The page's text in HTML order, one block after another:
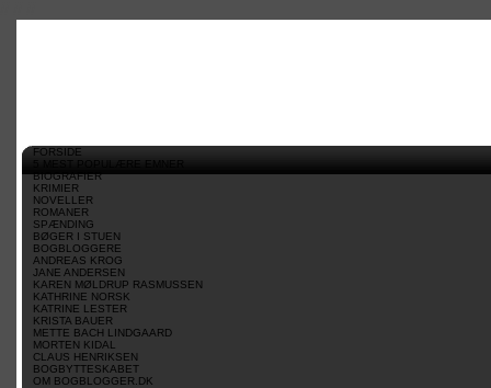
FORSIDE
5 MEST POPULÆRE EMNER
BIOGRAFIER
KRIMIER
NOVELLER
ROMANER
SPÆNDING
BØGER I STUEN
BOGBLOGGERE
ANDREAS KROG
JANE ANDERSEN
KAREN MØLDRUP RASMUSSEN
KATHRINE NORSK
KATRINE LESTER
KRISTA BAUER
METTE BACH LINDGAARD
MORTEN KIDAL
CLAUS HENRIKSEN
BOGBYTTESKABET
OM BOGBLOGGER.DK